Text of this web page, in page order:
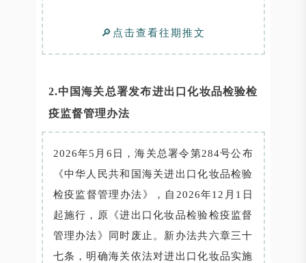
🔎点击查看往期推文
2.中国海关总署发布进出口化妆品检验检
疫监督管理办法
2026年5月6日，海关总署令第284号公布
《中华人民共和国海关进出口化妆品检验
检疫监督管理办法》，自2026年12月1日
起施行，原《进出口化妆品检验检疫监督
管理办法》同时废止。新办法共六章三十
七条，明确海关依法对进出口化妆品实施